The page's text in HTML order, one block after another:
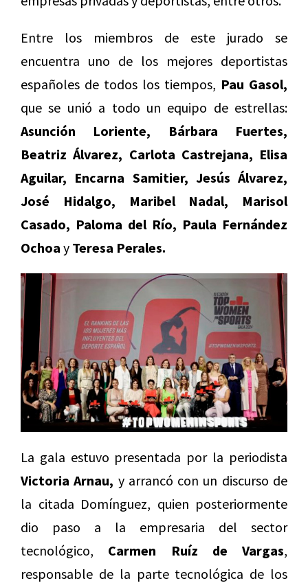
Entre los miembros de este jurado se
encuentra uno de los mejores deportistas
españoles de todos los tiempos, Pau Gasol,
que se unió a todo un equipo de estrellas:
Asunción Loriente, Bárbara Fuertes,
Beatriz Álvarez, Carlota Castrejana, Elisa
Aguilar, Encarna Samitier, Jesús Álvarez,
José Hidalgo, Maribel Nadal, Marisol
Casado, Paloma del Río, Paula Fernández
Ochoa y Teresa Perales.
La gala estuvo presentada por la periodista
Victoria Arnau, y arrancó con un discurso de
la citada Domínguez, quien posteriormente
dio paso a la empresaria del sector
tecnológico, Carmen Ruíz de Vargas,
responsable de la parte tecnológica de los